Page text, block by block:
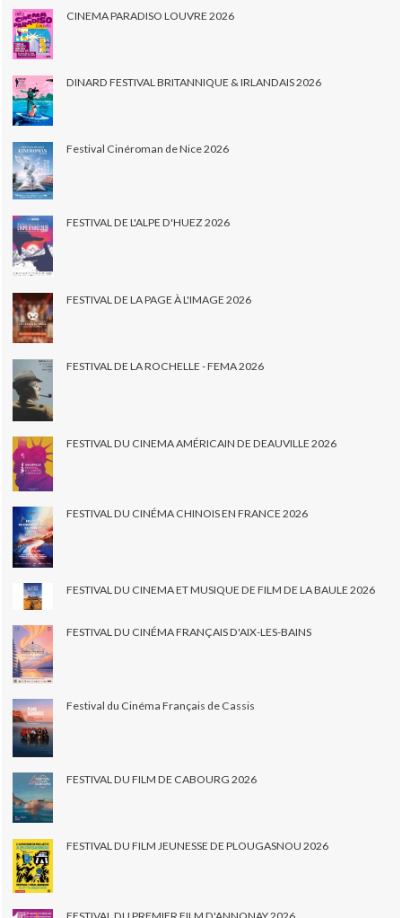
CINEMA PARADISO LOUVRE 2026
DINARD FESTIVAL BRITANNIQUE & IRLANDAIS 2026
Festival Cinéroman de Nice 2026
FESTIVAL DE L'ALPE D'HUEZ 2026
FESTIVAL DE LA PAGE À L'IMAGE 2026
FESTIVAL DE LA ROCHELLE - FEMA 2026
FESTIVAL DU CINEMA AMÉRICAIN DE DEAUVILLE 2026
FESTIVAL DU CINÉMA CHINOIS EN FRANCE 2026
FESTIVAL DU CINEMA ET MUSIQUE DE FILM DE LA BAULE 2026
FESTIVAL DU CINÉMA FRANÇAIS D'AIX-LES-BAINS
Festival du Cinéma Français de Cassis
FESTIVAL DU FILM DE CABOURG 2026
FESTIVAL DU FILM JEUNESSE DE PLOUGASNOU 2026